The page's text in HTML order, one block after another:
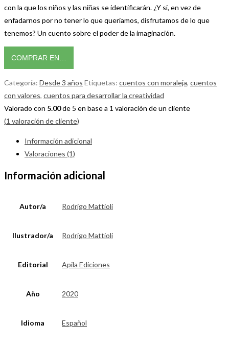
con la que los niños y las niñas se identificarán. ¿Y si, en vez de
enfadarnos por no tener lo que queríamos, disfrutamos de lo que
tenemos? Un cuento sobre el poder de la imaginación.
COMPRAR EN…
Categoría: Desde 3 años Etiquetas: cuentos con moraleja, cuentos
con valores, cuentos para desarrollar la creatividad
Valorado con 5.00de 5 en base a 1 valoración de un cliente
(1 valoración de cliente)
Información adicional
Valoraciones (1)
Información adicional
Autor/a Rodrigo Mattioli
Ilustrador/a Rodrigo Mattioli
Editorial Apila Ediciones
Año 2020
Idioma Español